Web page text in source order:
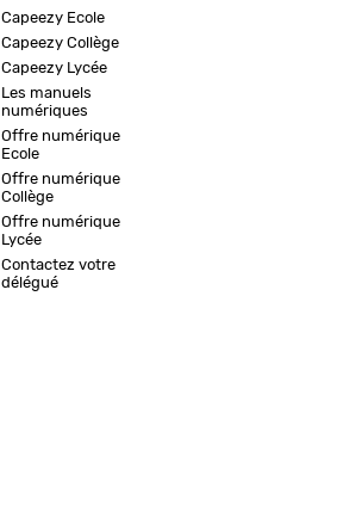
Capeezy Ecole
Capeezy Collège
Capeezy Lycée
Les manuels
numériques
Offre numérique
Ecole
Offre numérique
Collège
Offre numérique
Lycée
Contactez votre
délégué